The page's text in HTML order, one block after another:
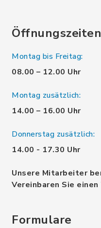
Öffnungszeiten
Montag bis Freitag:
08.00 – 12.00 Uhr
Montag zusätzlich:
14.00 – 16.00 Uhr
Donnerstag zusätzlich:
14.00 - 17.30 Uhr
Unsere Mitarbeiter
Vereinbaren Sie einen
Formulare